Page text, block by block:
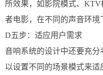
所效果，如影院模式、
者电影，在不同的声音环境
D五步：适应用户需求
音响系统的设计中还要充
以设置不同的场景模式来